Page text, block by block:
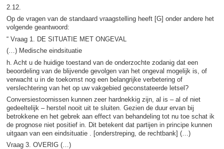
2.12.
Op de vragen van de standaard vraagstelling heeft [G] onder andere het
volgende geantwoord:
“ Vraag 1. DE SITUATIE MET ONGEVAL
(…) Medische eindsituatie
h. Acht u de huidige toestand van de onderzochte zodanig dat een
beoordeling van de blijvende gevolgen van het ongeval mogelijk is, of
verwacht u in de toekomst nog een belangrijke verbetering of
verslechtering van het op uw vakgebied geconstateerde letsel?
Conversiestoornissen kunnen zeer hardnekkig zijn, al is – al of niet
gedeeltelijk – herstel nooit uit te sluiten. Gezien de duur ervan bij
betrokkene en het gebrek aan effect van behandeling tot nu toe schat ik
de prognose niet positief in. Dit betekent dat partijen in principe kunnen
uitgaan van een eindsituatie . [onderstreping, de rechtbank] (…)
Vraag 3. OVERIG (…)